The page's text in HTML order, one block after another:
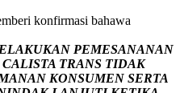
konfirmasi bahawa
PEMESANANAN
CALISTA TRANS TIDAK
KONSUMEN SERTA